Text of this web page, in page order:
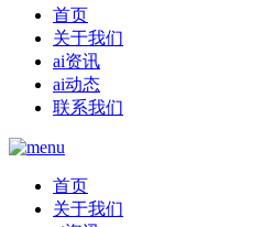
首页
关于我们
ai资讯
ai动态
联系我们
首页
关于我们